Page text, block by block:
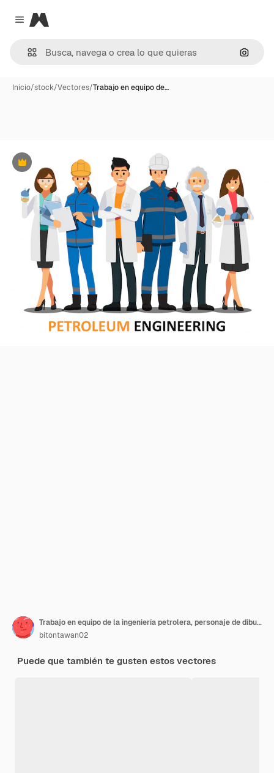
Close menu
Magnific
Inicio/stock/Vectores/Trabajo en equipo de…
Premium
Trabajo en equipo de la ingeniería petrolera, personaje de dibujos animados del ejemplo del vector.
bitontawan02
Puede que también te gusten estos vectores